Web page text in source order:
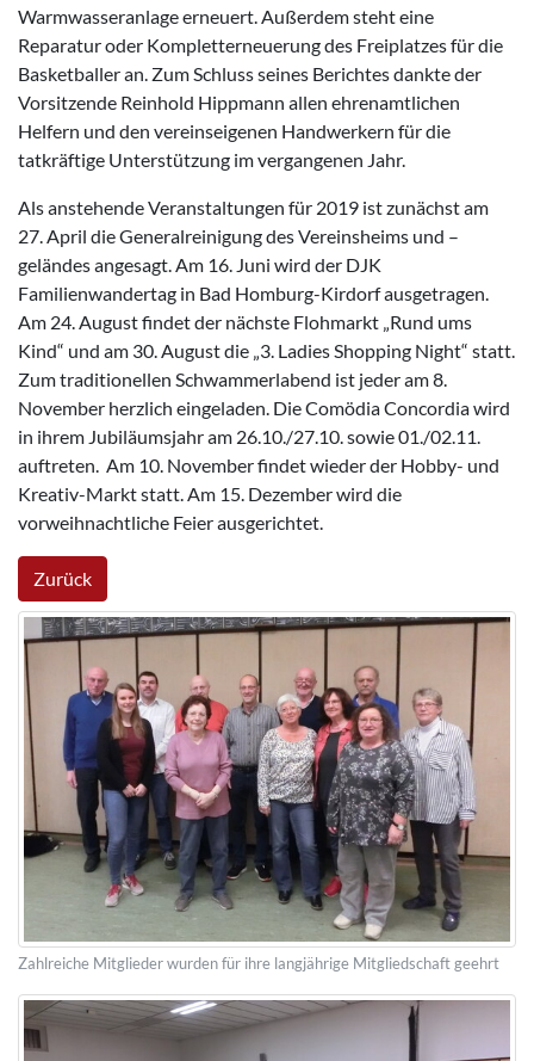
Warmwasseranlage erneuert. Außerdem steht eine
Reparatur oder Kompletterneuerung des Freiplatzes für die
Basketballer an. Zum Schluss seines Berichtes dankte der
Vorsitzende Reinhold Hippmann allen ehrenamtlichen
Helfern und den vereinseigenen Handwerkern für die
tatkräftige Unterstützung im vergangenen Jahr.
Als anstehende Veranstaltungen für 2019 ist zunächst am
27. April die Generalreinigung des Vereinsheims und –
geländes angesagt. Am 16. Juni wird der DJK
Familienwandertag in Bad Homburg-Kirdorf ausgetragen.
Am 24. August findet der nächste Flohmarkt „Rund ums
Kind“ und am 30. August die „3. Ladies Shopping Night“ statt.
Zum traditionellen Schwammerlabend ist jeder am 8.
November herzlich eingeladen. Die Comödia Concordia wird
in ihrem Jubiläumsjahr am 26.10./27.10. sowie 01./02.11.
auftreten. Am 10. November findet wieder der Hobby- und
Kreativ-Markt statt. Am 15. Dezember wird die
vorweihnachtliche Feier ausgerichtet.
Zurück
Zahlreiche Mitglieder wurden für ihre langjährige Mitgliedschaft geehrt